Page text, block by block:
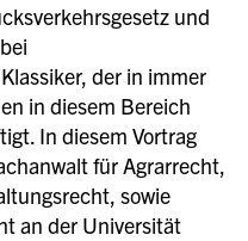
und
der in immer
in diesem Bereich
In diesem Vortrag
für Agrarrecht,
sowie
an der Universität